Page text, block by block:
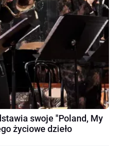
swoje "Poland, My
życiowe dzieło